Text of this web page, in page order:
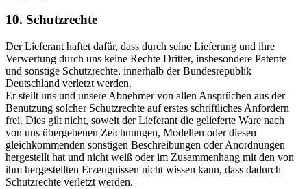
10. Schutzrechte
Der Lieferant haftet dafür, dass durch seine Lieferung und ihre
Verwertung durch uns keine Rechte Dritter, insbesondere Patente
und sonstige Schutzrechte, innerhalb der Bundesrepublik
Deutschland verletzt werden.
Er stellt uns und unsere Abnehmer von allen Ansprüchen aus der
Benutzung solcher Schutzrechte auf erstes schriftliches Anfordern
frei. Dies gilt nicht, soweit der Lieferant die gelieferte Ware nach
von uns übergebenen Zeichnungen, Modellen oder diesen
gleichkommenden sonstigen Beschreibungen oder Anordnungen
hergestellt hat und nicht weiß oder im Zusammenhang mit den von
ihm hergestellten Erzeugnissen nicht wissen kann, dass dadurch
Schutzrechte verletzt werden.